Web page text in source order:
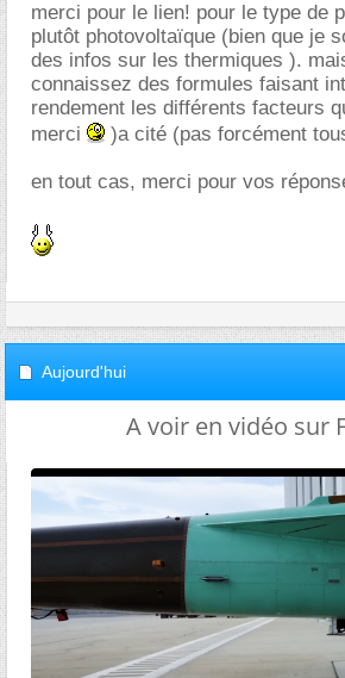
merci pour le lien! pour le type de
plutôt photovoltaïque (bien que je
des infos sur les thermiques ).
connaissez des formules faisant
rendement les différents facteurs
merci
)a cité (pas forcément
en tout cas, merci pour vos
Aujourd'hui
A voir en vidéo sur